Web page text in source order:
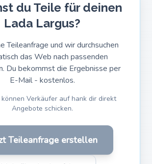
du Teile für deinen
Lada Largus?
Teileanfrage und wir durchsuchen
das Web nach passenden
Du bekommst die Ergebnisse per
E-Mail - kostenlos.
Verkäufer auf hank dir direkt
Angebote schicken.
Teileanfrage erstellen